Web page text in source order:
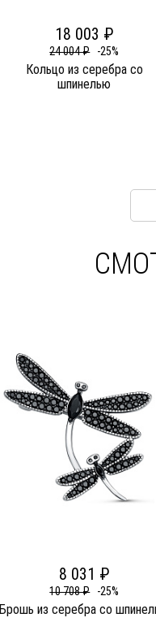
18 003 ₽
24 004 ₽ -25%
Кольцо из серебра со
шпинелью
8 031 ₽
10 708 ₽ -25%
Брошь из серебра со